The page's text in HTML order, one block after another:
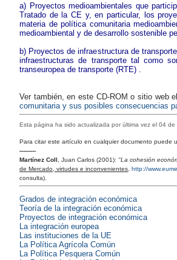
a) Proyectos medioambientales que
Tratado de la CE y, en particular, los
materia de política comunitaria
medioambiental y de desarrollo sostenible
b) Proyectos de infraestructura de
infraestructuras de transporte tal como
transeuropea de transporte (RTE) .
Ver también, en este CD-ROM o sitio web
comunitaria y sus posibles consecuencias
Esta página ha sido actualizada por última vez el 04 de
Para citar este artículo en cualquier documento puede
---------
Martínez Coll , Juan Carlos (2001): "La cohesión
de Mercado, virtudes e inconvenientes http://
consulta).
Grados de integración económica
Teoría de la integración económica
Proyectos de integración económica
La integración europea
Las instituciones de la UE
La Política Agrícola Común
La Política Pesquera Común